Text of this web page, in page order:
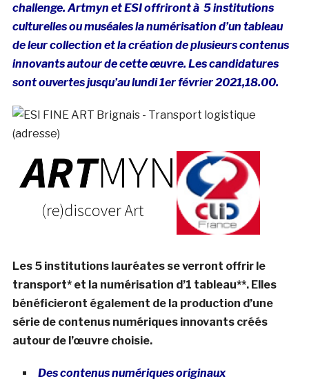
challenge. Artmyn et ESI offriront à 5 institutions
culturelles ou muséales la numérisation d’un tableau
de leur collection et la création de plusieurs contenus
innovants autour de cette œuvre. Les candidatures
sont ouvertes jusqu’aulundi 1er février 2021,18.00.
Les 5 institutions lauréates se verront offrir le
transport* et la numérisation d’1 tableau**. Elles
bénéficieront également de la production d’une
série de contenus numériques innovants créés
autour de l’œuvre choisie.
Des contenus numériques originaux